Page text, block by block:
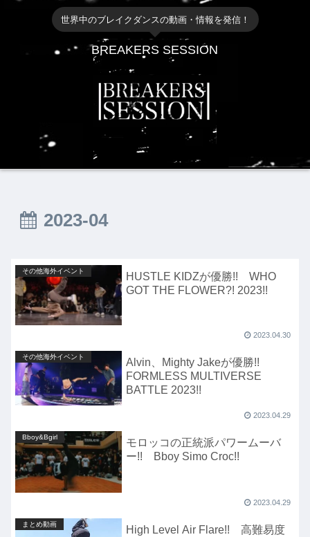
世界中のブレイクダンスの動画・情報を発信！
BREAKERS SESSION
2023-04
その他海外イベント
HUSTLE KIDZが優勝!! WHO
GOT THE FLOWER?! 2023!!
2023.04.30
その他海外イベント
Alvin、Mighty Jakeが優勝!!
FORMLESS MULTIVERSE
BATTLE 2023!!
2023.04.29
Bboy&Bgirl
モロッコの正統派パワームーバ
ー!! Bboy Simo Croc!!
2023.04.29
まとめ動画
High Level Air Flare!! 高難易度